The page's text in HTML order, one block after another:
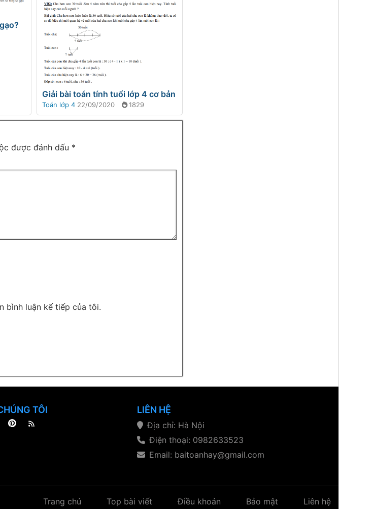
Giải bài toán tính tuổi lớp 4 cơ bản
Toán lớp 4 22/09/2020 1829
được đánh dấu *
bình luận kế tiếp của tôi.
TÔI LIÊN HỆ
Địa chỉ: Hà Nội
Điện thoại: 0982633523
Email: baitoanhay@gmail.com
Trang chủ Top bài viết Điều khoản Bảo mật Liên hệ